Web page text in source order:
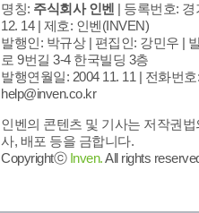
명칭: 주식회사 인벤 | 등록번호:
12. 14 | 제호: 인벤(INVEN)
발행인: 박규상 | 편집인: 강민우 |
로 9번길 3-4 한국빌딩 3층
발행연월일: 2004 11. 11 | 전화번호
help@inven.co.kr
인벤의 콘텐츠 및 기사는 저작권
사, 배포 등을 금합니다.
Copyrightⓒ Inven.All rights